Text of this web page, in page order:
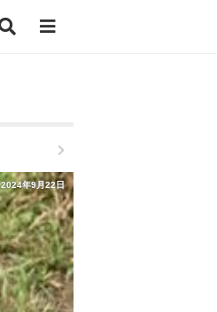
2024年9月22日